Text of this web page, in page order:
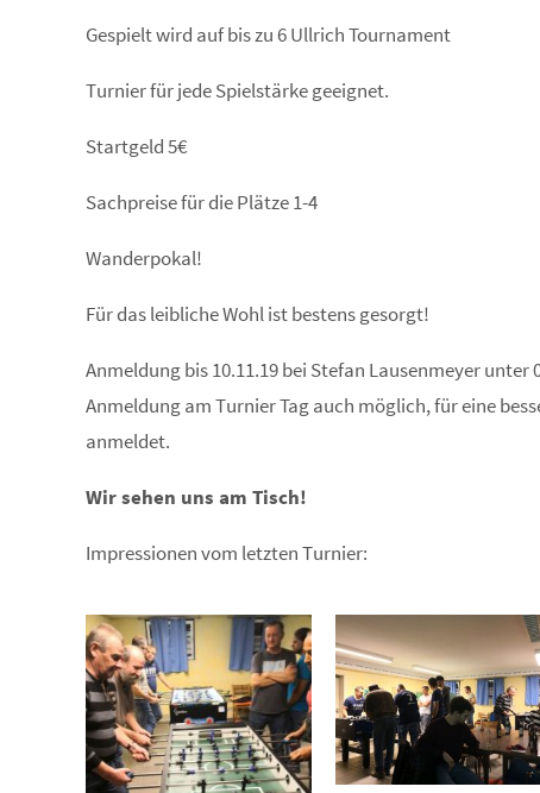
Gespielt wird auf bis zu 6 Ullrich Tournament
Turnier für jede Spielstärke geeignet.
Startgeld 5€
Sachpreise für die Plätze 1-4
Wanderpokal!
Für das leibliche Wohl ist bestens gesorgt!
Anmeldung bis 10.11.19 bei Stefan Lausenmeyer unter
Anmeldung am Turnier Tag auch möglich, für eine
anmeldet.
Wir sehen uns am Tisch!
Impressionen vom letzten Turnier: